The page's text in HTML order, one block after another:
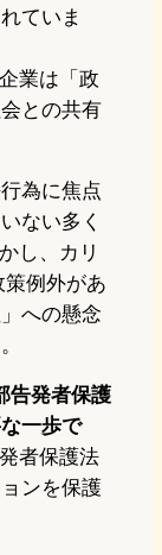
ていま
業は「政
との共有
為に焦点
ない多く
し、カリ
例外があ
への懸念
告発者保護
一歩で
者保護法
ンを保護